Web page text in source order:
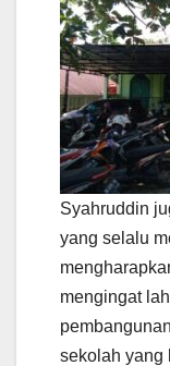
Syahruddin
yang selalu
mengingat
sekolah yang